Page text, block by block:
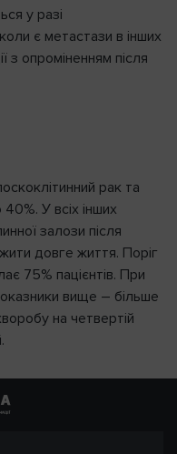
у разі
є метастази в інших
з опроміненням після
рак та
У всіх інших
залози після
довге життя. Поріг
75% пацієнтів. При
вище – більше
на четвертій